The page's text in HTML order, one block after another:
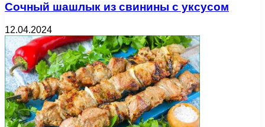
Сочный шашлык из свинины с уксусом
12.04.2024